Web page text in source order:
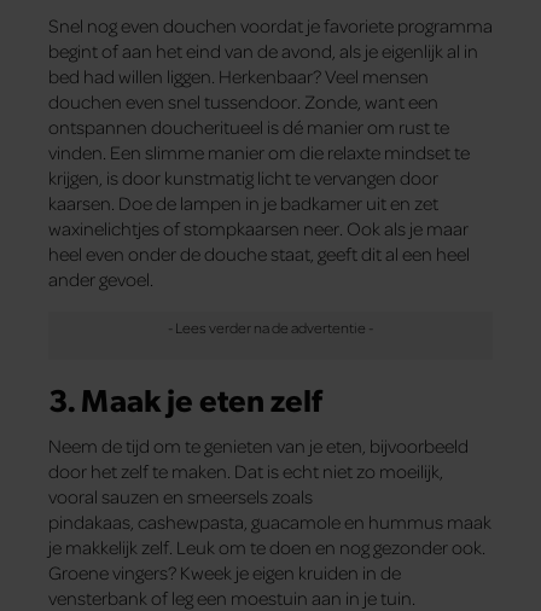
Snel nog even douchen voordat je favoriete programma
begint of aan het eind van de avond, als je eigenlijk al in
bed had willen liggen. Herkenbaar? Veel mensen
douchen even snel tussendoor. Zonde, want een
ontspannen doucheritueel is dé manier om rust te
vinden. Een slimme manier om die relaxte mindset te
krijgen, is door kunstmatig licht te vervangen door
kaarsen. Doe de lampen in je badkamer uit en zet
waxinelichtjes of stompkaarsen neer. Ook als je maar
heel even onder de douche staat, geeft dit al een heel
ander gevoel.
3. Maak je eten zelf
Neem de tijd om te genieten van je eten, bijvoorbeeld
door het zelf te maken. Dat is echt niet zo moeilijk,
vooral sauzen en smeersels zoals
pindakaas, cashewpasta, guacamole en hummus maak
je makkelijk zelf. Leuk om te doen en nog gezonder ook.
Groene vingers? Kweek je eigen kruiden in de
vensterbank of leg een moestuin aan in je tuin.